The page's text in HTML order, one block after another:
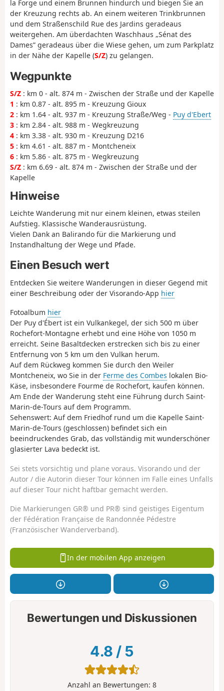
la Forge und einem Brunnen hindurch und biegen Sie an
der Kreuzung rechts ab. An einem weiteren Trinkbrunnen
und dem Straßenschild Rue des Jardins geradeaus
weitergehen. Am überdachten Waschhaus „Sénat des
Dames” geradeaus über die Wiese gehen, um zum Parkplatz
in der Nähe der Kapelle (S/Z) zu gelangen.
Wegpunkte
S/Z : km 0 - alt. 874 m - Zwischen der Straße und der Kapelle
1 : km 0.87 - alt. 895 m - Kreuzung Gioux
2 : km 1.64 - alt. 937 m - Kreuzung Straße/Weg - Puy d'Ebert
3 : km 2.84 - alt. 988 m - Wegkreuzung
4 : km 3.38 - alt. 930 m - Kreuzung D216
5 : km 4.61 - alt. 887 m - Montcheneix
6 : km 5.86 - alt. 875 m - Wegkreuzung
S/Z : km 6.69 - alt. 874 m - Zwischen der Straße und der
Kapelle
Hinweise
Leichte Wanderung mit nur einem kleinen, etwas steilen
Aufstieg. Klassische Wanderausrüstung.
Vielen Dank an Balirando für die Markierung und
Instandhaltung der Wege und Pfade.
Einen Besuch wert
Entdecken Sie weitere Wanderungen in dieser Gegend mit
einer Beschreibung oder der Visorando-App hier
Fotoalbum hier
Der Puy d'Ébert ist ein Vulkankegel, der sich 500 m über
Rochefort-Montagne erhebt und eine Höhe von 1050 m
erreicht. Seine Basaltdecken erstrecken sich bis zu einer
Entfernung von 5 km um den Vulkan herum.
Auf dem Rückweg kommen Sie durch den Weiler
Montcheneix, wo Sie in der Ferme des Combes lokalen Bio-
Käse, insbesondere Fourme de Rochefort, kaufen können.
Am Ende der Wanderung steht eine Führung durch Saint-
Marin-de-Tours auf dem Programm.
Sehenswert: Auf dem Friedhof rund um die Kapelle Saint-
Marin-de-Tours (geschlossen) befindet sich ein
beeindruckendes Grab, das vollständig mit wunderschöner
glasierter Lava bedeckt ist.
Sei stets vorsichtig und plane voraus. Visorando und der
Autor / die Autorin dieser Tour können im Falle eines Unfalls
auf dieser Tour nicht haftbar gemacht werden.
Die Markierungen GR® und PR® sind geistiges Eigentum
der Fédération Française de Randonnée Pédestre
(Französischer Wanderverband).
In der mobilen App anzeigen
Bewertungen und Diskussionen
4.8 / 5
Anzahl an Bewertungen: 8